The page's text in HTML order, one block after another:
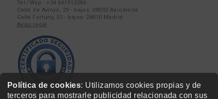
Política de cookies: Utilizamos cookies propias y de
terceros para mostrarle publicidad relacionada con sus
Tel./Wsp.: +34 661913286
Calle de Avinyó, 29 - bajos. 08002 Barcelona
Calle Fortuny, 51 - bajos. 28010 Madrid
Aviso legal